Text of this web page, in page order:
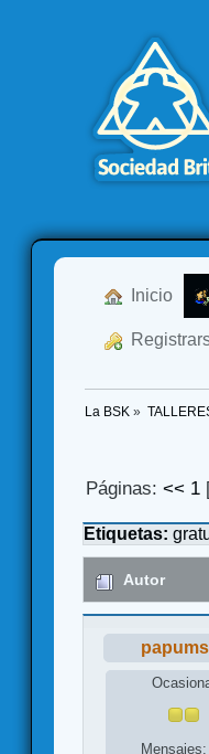
Inicio
La BSK »
Páginas:<< 1
Etiquetas:
Autor